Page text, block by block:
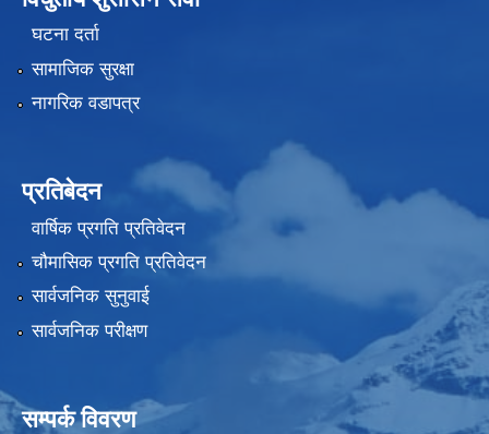
घटना दर्ता
सामाजिक सुरक्षा
नागरिक वडापत्र
प्रतिबेदन
वार्षिक प्रगति प्रतिवेदन
चौमासिक प्रगति प्रतिवेदन
सार्वजनिक सुनुवाई
सार्वजनिक परीक्षण
सम्पर्क विवरण